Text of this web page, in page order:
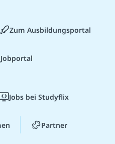
Zum Ausbildungsportal
Jobs bei Studyflix
Partner